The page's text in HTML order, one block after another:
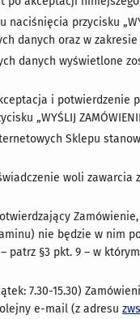
przycisku
danych oraz w zakresie
danych wyświetlone
i potwierdzenie
„WYŚLIJ
Sklepu
woli zawarcia
nie będzie w nim
patrz §3 pkt. 9 – w
7.30-15.30)
e-mail (z adresu